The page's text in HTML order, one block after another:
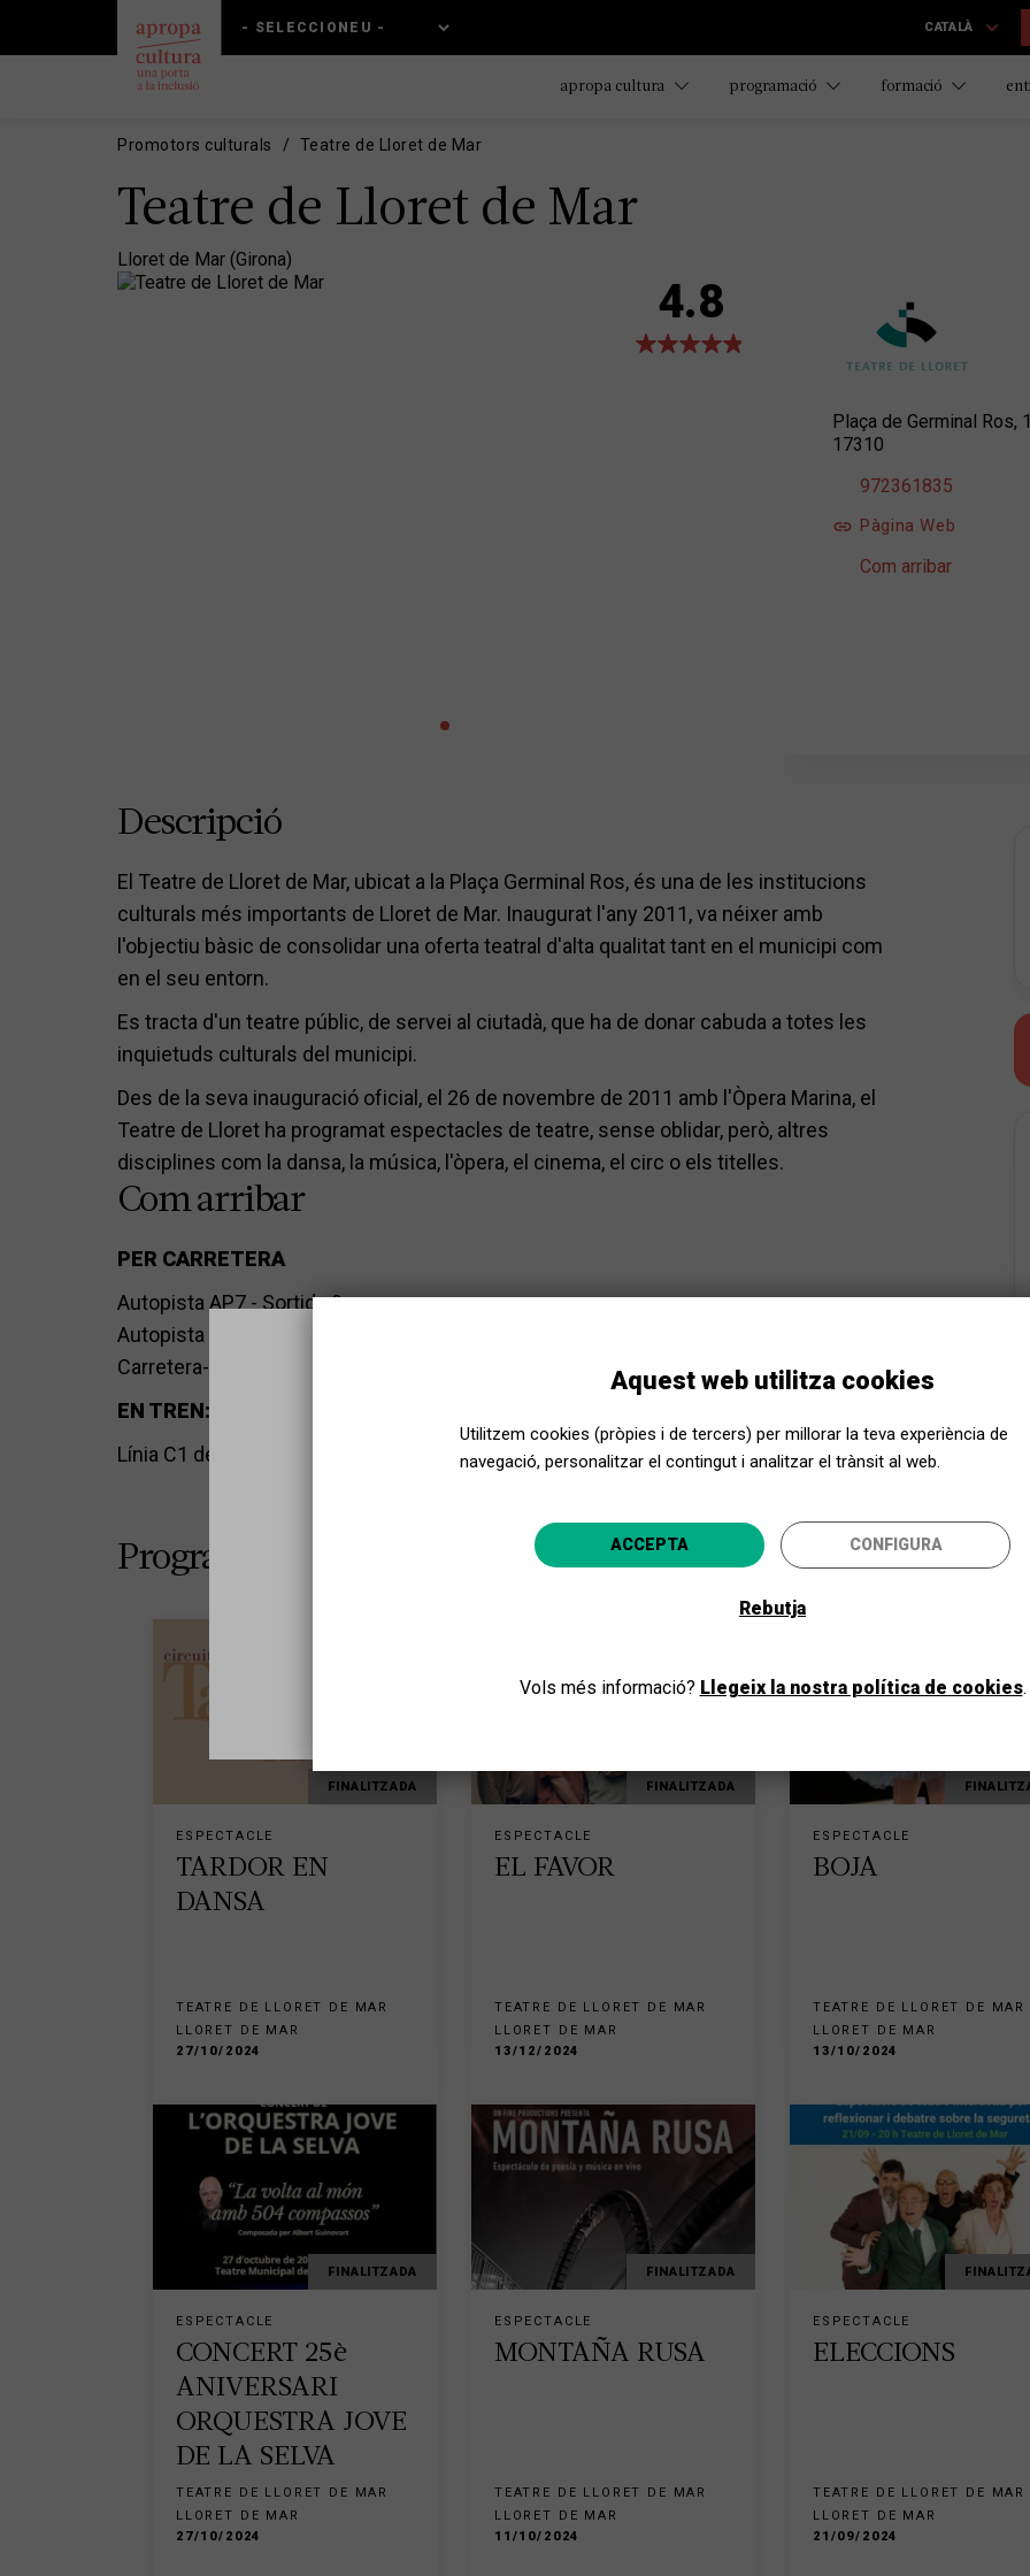
contingut
main
CATALÀ
apropa cultura programació formació
Promotors culturals Teatre de Lloret de Mar
Teatre de Lloret de Mar
Lloret de Mar (Girona)
4.8
Plaça de Germinal
17310
972361835
Pàgina Web
Com arribar
Descripció
El Teatre de Lloret de Mar, ubicat a la Plaça Germinal Ros, és una de les institucions
culturals més importants de Lloret de Mar. Inaugurat l'any 2011, va néixer amb
l'objectiu bàsic de consolidar una oferta teatral d'alta qualitat tant en el municipi com
en el seu entorn.
Es tracta d'un teatre públic, de servei al ciutadà, que ha de donar cabuda a totes les
inquietuds culturals del municipi.
Des de la seva inauguració oficial, el 26 de novembre de 2011 amb l'Òpera Marina, el
Teatre de Lloret ha programat espectacles de teatre, sense oblidar, però, altres
disciplines com la dansa, la música, l'òpera, el cinema, el circ o els titelles.
Com arribar
PER CARRETERA
Autopista AP7 - Sortida 9
Autopista C32 - Sortida a Palafolls
Carretera-NII - Blanes
EN TREN: RODALIES DE CATALUNYA
Línia C1 de Rodalies
Apropa Cultura, encara més a prop!
Programació de l'equipament
FINALITZADA
ESPECTACLE
TARDOR EN
DANSA
TEATRE DE LLORET DE MAR
LLORET DE MAR
27/10/2024
FINALITZADA
ESPECTACLE
EL FAVOR
TEATRE DE LLORET DE MAR
LLORET DE MAR
13/12/2024
ESPECTACLE
BOJA
TEATRE DE LLORET DE MAR
LLORET DE MAR
13/10/2024
FINALITZADA
ESPECTACLE
CONCERT 25è
ANIVERSARI
ORQUESTRA JOVE
DE LA SELVA
TEATRE DE LLORET DE MAR
LLORET DE MAR
27/10/2024
FINALITZADA
ESPECTACLE
MONTAÑA RUSA
TEATRE DE LLORET DE MAR
LLORET DE MAR
11/10/2024
ESPECTACLE
ELECCIONS
TEATRE DE LLORET DE MAR
LLORET DE MAR
21/09/2024
Aquest web utilitza cookies
Utilitzem cookies (pròpies i de tercers) per millorar la teva experiència de
navegació, personalitzar el contingut i analitzar el trànsit al web.
ACCEPTA CONFIGURA
Rebutja
Vols més informació? Llegeix la nostra política de cookies.